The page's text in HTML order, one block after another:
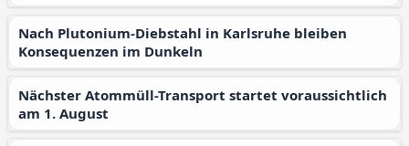
Nach Plutonium-Diebstahl in Karlsruhe bleiben
Konsequenzen im Dunkeln
Nächster Atommüll-Transport startet voraussichtlich
am 1. August